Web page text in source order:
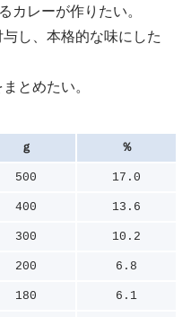
カレーが作りたい。
し、本格的な味にした
とめたい。
ｇ ％
500 17.0
400 13.6
300 10.2
200 6.8
180 6.1